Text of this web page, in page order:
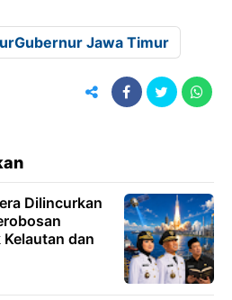
Jawa Timur
Dilincurkan
dan